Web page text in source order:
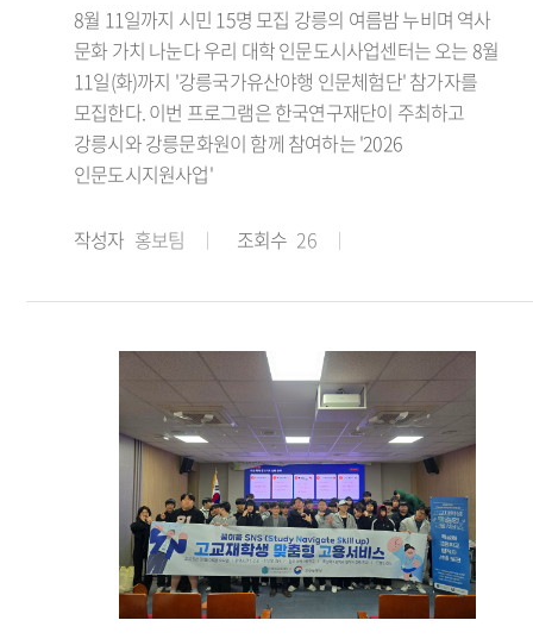
8월 11일까지 시민 15명 모집 강릉의 여름밤 누비며 역사
문화 가치 나눈다 우리 대학 인문도시사업센터는 오는 8월
11일(화)까지 '강릉국가유산야행 인문체험단' 참가자를
모집한다. 이번 프로그램은 한국연구재단이 주최하고
강릉시와 강릉문화원이 함께 참여하는 '2026
인문도시지원사업'
작성자 홍보팀 조회수 26